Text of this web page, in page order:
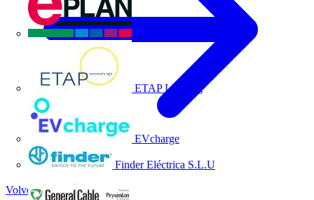
ETAP Lighting
EVcharge
Finder Eléctrica S.L.U
Volver a Noticias